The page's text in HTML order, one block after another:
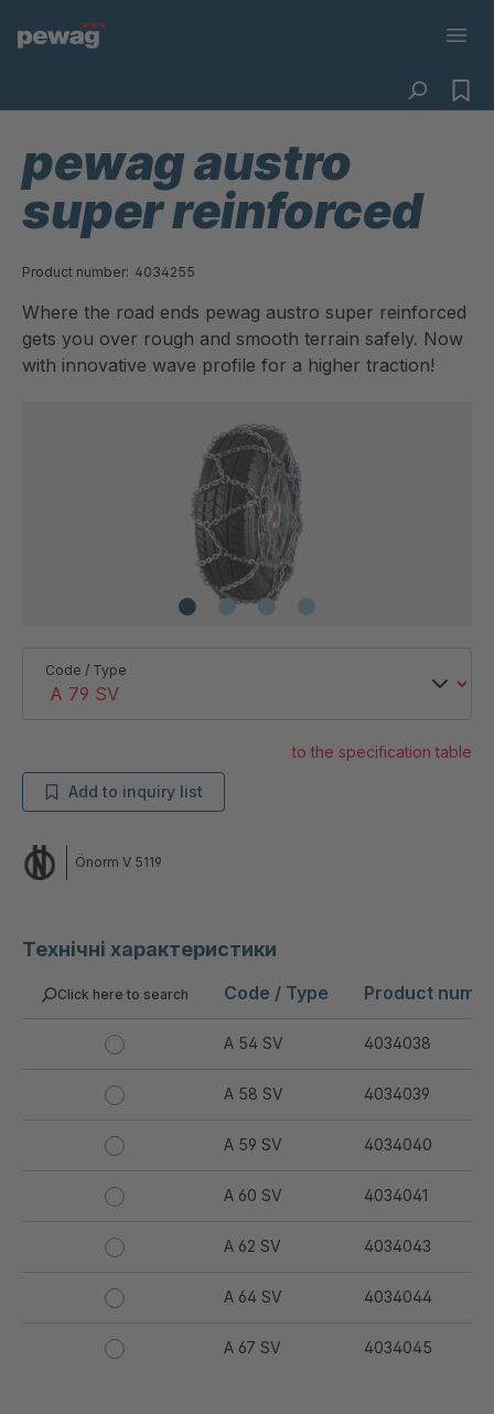
Технічні характеристики
Click here to search Code / Type Product
A 54 SV 4034038
A 58 SV 4034039
A 59 SV 4034040
A 60 SV 4034041
A 62 SV 4034043
A 64 SV 4034044
A 67 SV 4034045
pewag austro
super reinforced
Product number: 4034255
Where the road ends pewag austro super reinforced
gets you over rough and smooth terrain safely. Now
with innovative wave profile for a higher traction!
Code / Type
to the specification table
Add to inquiry list
Önorm V 5119